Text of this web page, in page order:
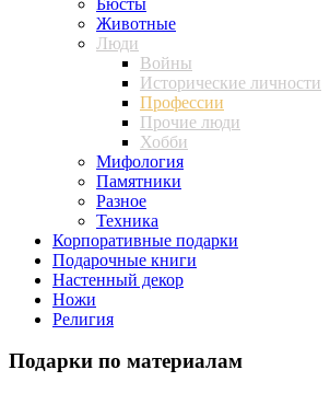
Животные
Люди
Войны
Исторические личности
Профессии
Прочие люди
Хобби
Мифология
Памятники
Разное
Техника
Корпоративные подарки
Подарочные книги
Настенный декор
Ножи
Религия
Подарки по материалам